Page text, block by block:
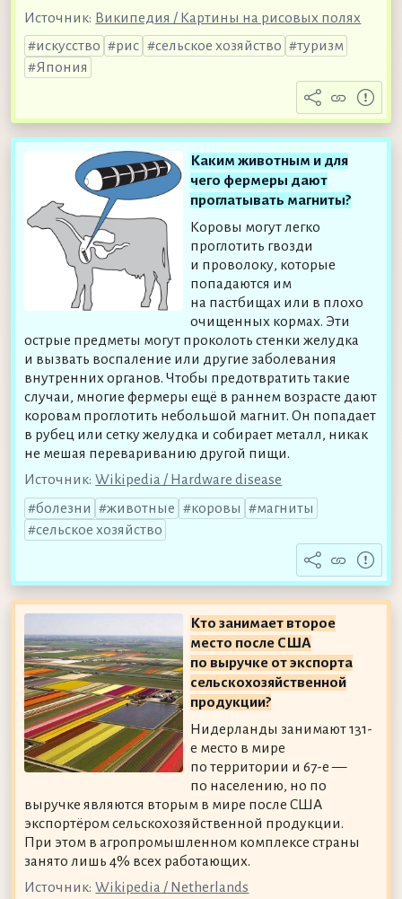
Источник: Википедия / Картины на рисовых полях
искусство
рис сельское хозяйство
туризм
Япония
Каким животным и для
чего фермеры дают
проглатывать магниты?
Коровы могут легко
проглотить гвозди
и проволоку, которые
попадаются им
на пастбищах или в плохо
очищенных кормах. Эти
острые предметы могут проколоть стенки желудка
и вызвать воспаление или другие заболевания
внутренних органов. Чтобы предотвратить такие
случаи, многие фермеры ещё в раннем возрасте дают
коровам проглотить небольшой магнит. Он попадает
в рубец или сетку желудка и собирает металл, никак
не мешая перевариванию другой пищи.
Источник: Wikipedia / Hardware disease
болезни
животные коровы
магниты
сельское хозяйство
Кто занимает второе
место после США
по выручке от экспорта
сельскохозяйственной
продукции?
Нидерланды занимают 131-
е место в мире
по территории и 67-е —
по населению, но по
выручке являются вторым в мире после США
экспортёром сельскохозяйственной продукции.
При этом в агропромышленном комплексе страны
занято лишь 4% всех работающих.
Источник: Wikipedia / Netherlands